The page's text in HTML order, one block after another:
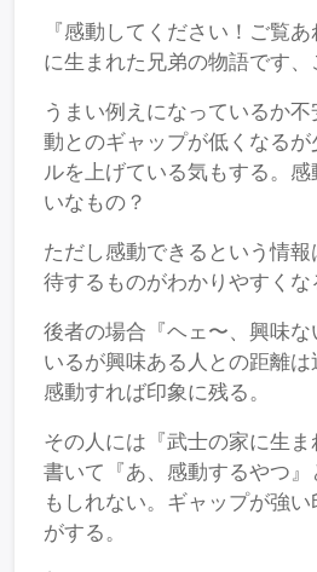
『感動してください！ご覧
に生まれた兄弟の物語です、
うまい例えになっているか
動とのギャップが低くなる
ルを上げている気もする。
いなもの？
ただし感動できるという情
待するものがわかりやすくな
後者の場合『ヘェ〜、興味
いるが興味ある人との距離
感動すれば印象に残る。
その人には『武士の家に生ま
書いて『あ、感動するやつ
もしれない。ギャップが強
がする。